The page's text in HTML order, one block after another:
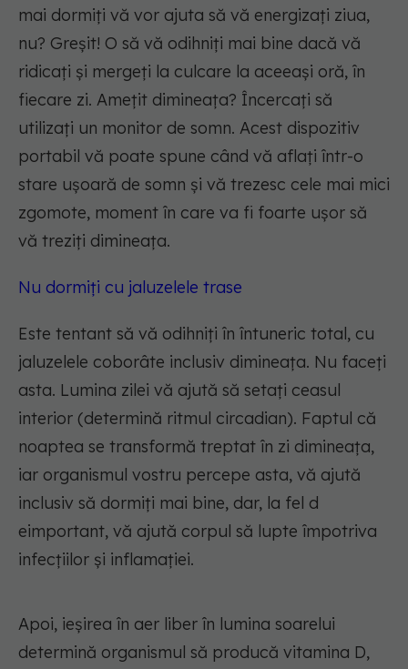
mai dormiți vă vor ajuta să vă energizați ziua,
nu? Greșit! O să vă odihniți mai bine dacă vă
ridicați și mergeți la culcare la aceeași oră, în
fiecare zi. Amețit dimineața? Încercați să
utilizați un monitor de somn. Acest dispozitiv
portabil vă poate spune când vă aflați într-o
stare ușoară de somn și vă trezesc cele mai mici
zgomote, moment în care va fi foarte ușor să
vă treziți dimineața.
Nu dormiți cu jaluzelele trase
Este tentant să vă odihniți în întuneric total, cu
jaluzelele coborâte inclusiv dimineața. Nu faceți
asta. Lumina zilei vă ajută să setați ceasul
interior (determină ritmul circadian). Faptul că
noaptea se transformă treptat în zi dimineața,
iar organismul vostru percepe asta, vă ajută
inclusiv să dormiți mai bine, dar, la fel d
eimportant, vă ajută corpul să lupte împotriva
infecțiilor și inflamației.
Apoi, ieșirea în aer liber în lumina soarelui
determină organismul să producă vitamina D,